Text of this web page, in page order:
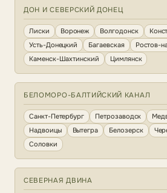
ДОН И СЕВЕРСКИЙ ДОНЕЦ
Лиски Воронеж Волгодонск
Усть-Донецкий
Багаевская Ростов-
Каменск-Шахтинский
Цимлянск
БЕЛОМОРО-БАЛТИЙСКИЙ КАНАЛ
Санкт-Петербург Петрозаводск
Надвоицы
Вытегра Белозерск
Соловки
СЕВЕРНАЯ ДВИНА